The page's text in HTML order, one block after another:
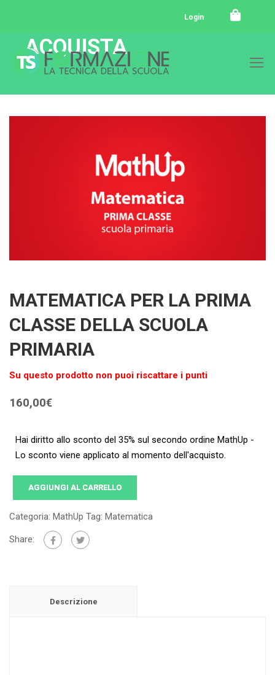
Login
ACQUISTA
MATEMATICA PER LA PRIMA
CLASSE DELLA SCUOLA
PRIMARIA
Su questo prodotto non puoi riscattare i punti
160,00€
Hai diritto allo sconto del 35% sul secondo ordine MathUp -
Lo sconto viene applicato al momento dell'acquisto.
AGGIUNGI AL CARRELLO
Categoria: MathUp Tag: Matematica
Share:
Descrizione